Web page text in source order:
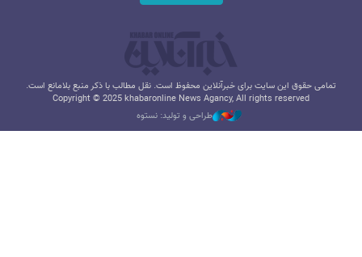
تمامی حقوق این سایت برای خبرآنلاین محفوظ است. نقل مطالب با ذکر منبع بلامانع است.
Copyright © 2025 khabaronline News Agancy, All rights reserved
طراحی و تولید: نستوه